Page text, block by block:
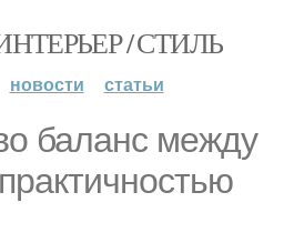
/ СТИЛЬ
новости статьи
баланс между